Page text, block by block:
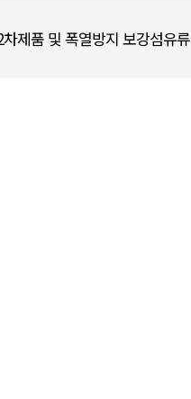
제품 및 폭열방지 보강섬유류